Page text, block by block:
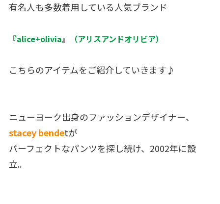
有名人も多数着用している人気ブランド
『alice+olivia』（アリスアンドオリビア）
こちらのアイテムをご紹介していきます♪
ニューヨーク出身のファッションデザイナー、
stacey bendetが
パーフェクトなパンツを探し続け、2002年に設
立。